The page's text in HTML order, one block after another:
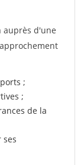
auprès d'une
;
;
de la